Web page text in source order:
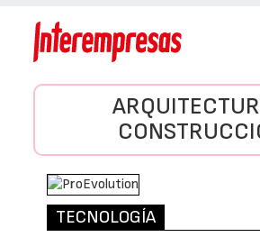
TECNOLOGÍA